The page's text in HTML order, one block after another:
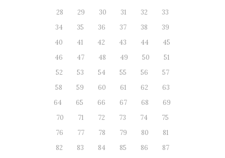
28
29 30 31 32
33
34
35 36 37 38
39
40
41 42 43 44
45
46
47 48 49 50
51
52
53 54 55 56
57
58
59 60 61 62
63
64
65 66 67 68
69
70
71 72 73 74
75
76
77 78 79 80
81
82
83 84 85 86
87